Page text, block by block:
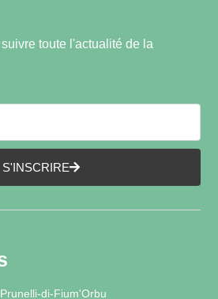
toute l'actualité de la
S'INSCRIRE
di-Fium'Orbu